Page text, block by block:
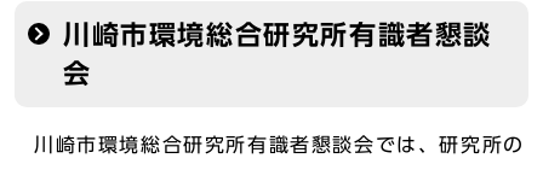
川崎市環境総合研究所有識者懇談
会
川崎市環境総合研究所有識者懇談会では、研究所の